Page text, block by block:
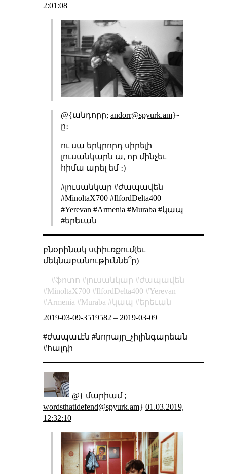
2:01:08
@{անդորր; andorr@spyurk.am}֊
ը։
ու սա երկրորդ սիրելի
լուսանկարն ա, որ մինչեւ
հիմա արել եմ ։)
#լուսանկար #ժապավեն
#MinoltaX700 #IlfordDelta400
#Yerevan #Armenia #Muraba #կապ
#երեւան
բնօրինակ սփիւռքում(եւ
մեկնաբանութիւննե՞ր)
ֆոտո լուսանկար
ժապավեն
MinoltaX700
IlfordDelta400
Yerevan
Armenia
Muraba կապ
երեւան
2019-03-09-3519582 – 2019-03-09
#ժապաւէն #նորայր_չիլինգարեան
#հալդի
@{ մարիամ ;
wordsthatidefend@spyurk.am} 01.03.2019,
12:32:10